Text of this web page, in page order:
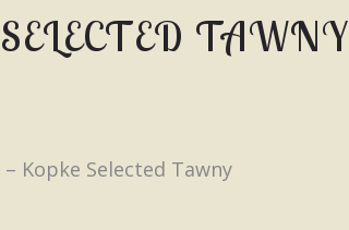
TAWNY
Kopke Selected Tawny